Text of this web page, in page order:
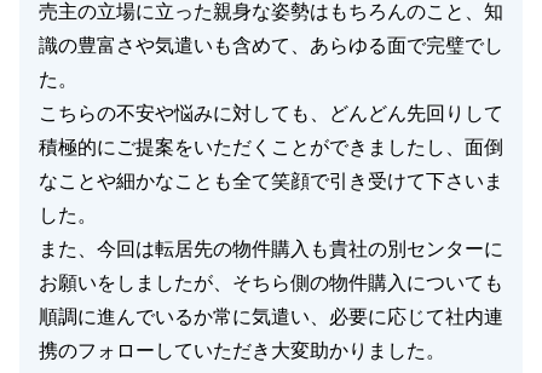
売主の立場に立った親身な姿勢はもちろんのこと、知
識の豊富さや気遣いも含めて、あらゆる面で完璧でし
た。
こちらの不安や悩みに対しても、どんどん先回りして
積極的にご提案をいただくことができましたし、面倒
なことや細かなことも全て笑顔で引き受けて下さいま
した。
また、今回は転居先の物件購入も貴社の別センターに
お願いをしましたが、そちら側の物件購入についても
順調に進んでいるか常に気遣い、必要に応じて社内連
携のフォローしていただき大変助かりました。